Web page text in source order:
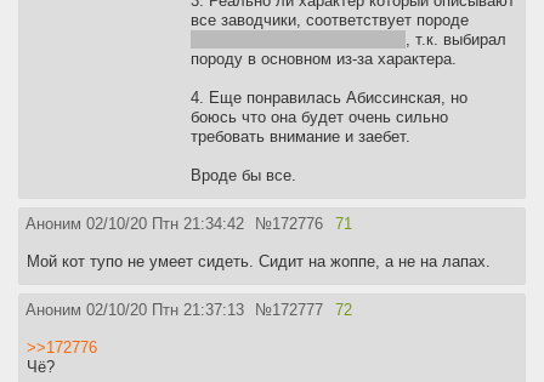
все заводчики, соответствует породе
, т.к. выбирал
породу в основном из-за характера.
4. Еще понравилась Абиссинская, но
боюсь что она будет очень сильно
требовать внимание и заебет.
Вроде бы все.
Аноним 02/10/20 Птн 21:34:42 №172776 71
Мой кот тупо не умеет сидеть. Сидит на жоппе, а не на лапах.
Аноним 02/10/20 Птн 21:37:13 №172777 72
>>172776
Чё?